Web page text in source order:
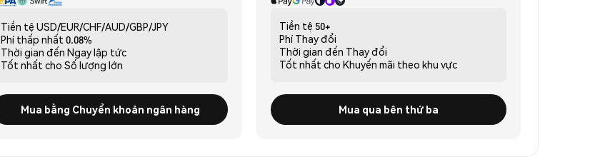
Tiền tệ USD/EUR/CHF/AUD/GBP/JPY
Phí thấp nhất 0.08%
Thời gian đến Ngay lập tức
Tốt nhất cho Số lượng lớn
Mua bằng Chuyển khoản ngân hàng
Tiền tệ 50+
Phí Thay đổi
Thời gian đến Thay đổi
Tốt nhất cho Khuyến mãi theo khu vực
Mua qua bên thứ ba